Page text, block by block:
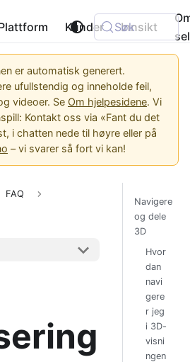
Kunder Innsikt
Søk
er automatisk generert.
ufullstendig og inneholde feil,
videoer. Se Om hjelpesidene. Vi
Kontakt oss via «Fant du det
i chatten nede til høyre eller på
– vi svarer så fort vi kan!
FAQ
Navigere
og dele
3D
Hvor
dan
navi
gere
r jeg
i 3D-
visni
ngen